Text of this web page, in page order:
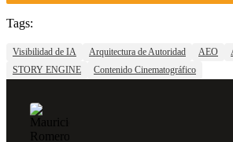
Tags:
Visibilidad de IA Arquitectura de Autoridad AEO
STORY ENGINE
Contenido Cinematográfico